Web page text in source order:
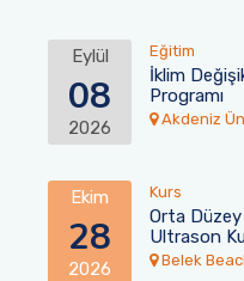
Eylül
08
2026
Eğitim
İklim
Programı
Akdeniz Üniversitesi, İktisadi ve İdari Bilimler
Ekim
28
2026
Kurs
Orta
Ultrason
Belek